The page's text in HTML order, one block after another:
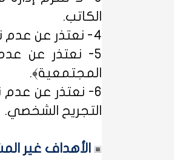
الكاتب.
4- نعتذر عن عدم نشر المشاركات التي لا تتضمن الاسم الحقيقي - ثلاثياً على الأقل - ﴿المسلمون عند شروطهم في تدوين الاسم﴾.
5- نعتذر عن
المجتمعية﴾.
6- نعتذر عن عدم
التجريح الشخصي.
الأهداف غير